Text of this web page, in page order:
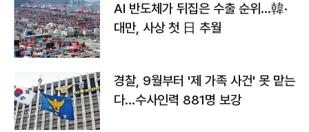
AI 반도체가 뒤집은 수출 순위…韓·
대만, 사상 첫 日 추월
경찰, 9월부터 '제 가족 사건' 못 맡는
다…수사인력 881명 보강